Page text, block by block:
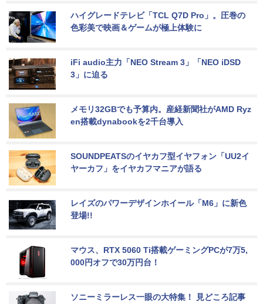
ハイグレードテレビ「TCL Q7D Pro」。圧巻の
色彩美で映画＆ゲームが極上体験に
iFi audio主力「NEO Stream 3」「NEO iDSD
3」に迫る
メモリ32GBでも予算内。産経新聞社がAMD Ryz
en搭載dynabookを2千台導入
SOUNDPEATSのイヤカフ型イヤフォン「UU2イ
ヤーカフ」をイヤカフマニアが語る
レイズのパワーデザインホイール「M6」に新色
登場!!
マウス、RTX 5060 Ti搭載ゲーミングPCが7万5,
000円オフで30万円台！
ソニーミラーレス一眼の大特集！ 見どころ記事